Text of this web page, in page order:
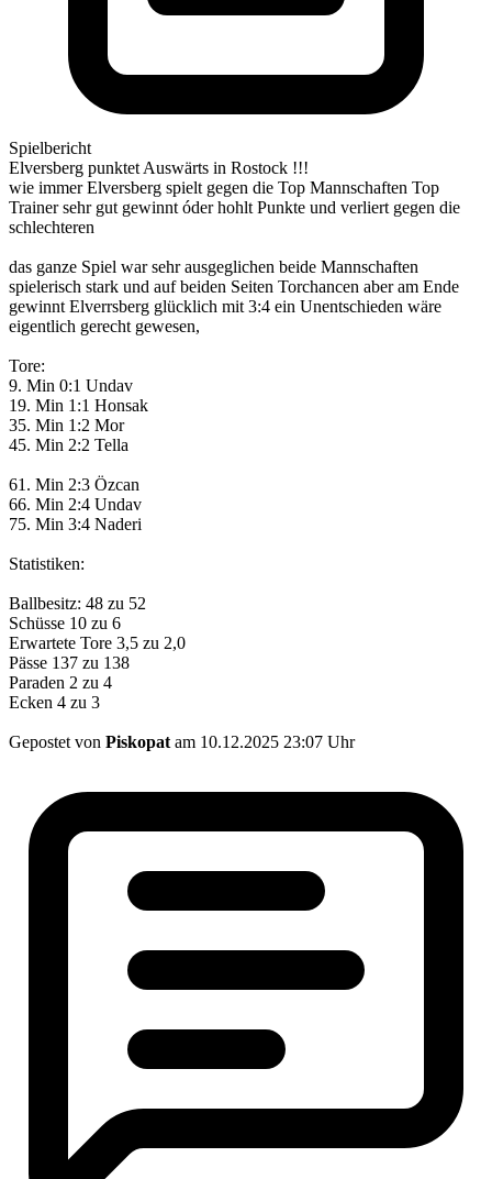
Spielbericht
Elversberg punktet Auswärts in Rostock !!!
wie immer Elversberg spielt gegen die Top Mannschaften Top
Trainer sehr gut gewinnt óder hohlt Punkte und verliert gegen die
schlechteren
das ganze Spiel war sehr ausgeglichen beide Mannschaften
spielerisch stark und auf beiden Seiten Torchancen aber am Ende
gewinnt Elverrsberg glücklich mit 3:4 ein Unentschieden wäre
eigentlich gerecht gewesen,
Tore:
9. Min 0:1 Undav
19. Min 1:1 Honsak
35. Min 1:2 Mor
45. Min 2:2 Tella
61. Min 2:3 Özcan
66. Min 2:4 Undav
75. Min 3:4 Naderi
Statistiken:
Ballbesitz: 48 zu 52
Schüsse 10 zu 6
Erwartete Tore 3,5 zu 2,0
Pässe 137 zu 138
Paraden 2 zu 4
Ecken 4 zu 3
Gepostet von Piskopat am 10.12.2025 23:07 Uhr